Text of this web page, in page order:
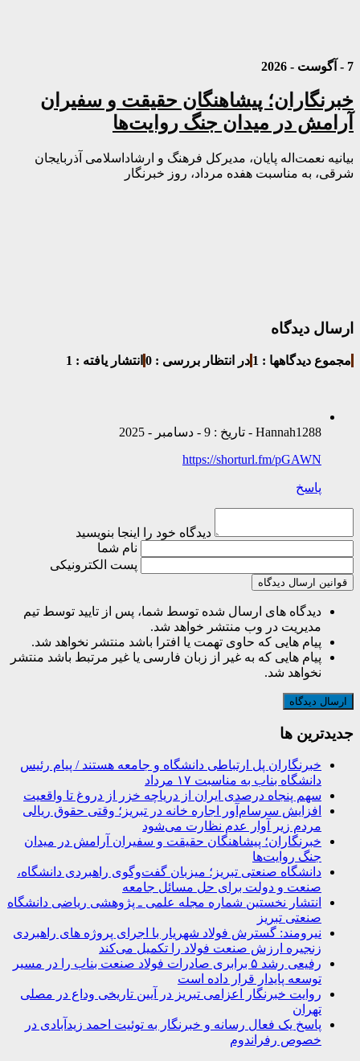
7 - آگوست - 2026
خبرنگاران؛ پیشاهنگان حقیقت و سفیران
آرامش در میدان جنگ روایت‌ها
بیانیه نعمت‌اله پایان، مدیرکل فرهنگ و ارشاداسلامی آذربایجان
شرقی، به مناسبت هفده مرداد، روز خبرنگار
ارسال دیدگاه
مجموع دیدگاهها : 1 در انتظار بررسی : 0 انتشار یافته : 1
Hannah1288 - تاریخ : 9 - دسامبر - 2025
https://shorturl.fm/pGAWN
پاسخ
دیدگاه خود را اینجا بنویسید
نام شما
پست الکترونیکی
قوانین ارسال دیدگاه
دیدگاه های ارسال شده توسط شما، پس از تایید توسط تیم
مدیریت در وب منتشر خواهد شد.
پیام هایی که حاوی تهمت یا افترا باشد منتشر نخواهد شد.
پیام هایی که به غیر از زبان فارسی یا غیر مرتبط باشد منتشر
نخواهد شد.
جديدترين ها
خبرنگاران پل ارتباطی دانشگاه و جامعه هستند / پیام رئیس
دانشگاه بناب به مناسبت ۱۷ مرداد
سهم پنجاه درصدی ایران از دریاچه خزر از دروغ تا واقعیت
افزایش سرسام‌آور اجاره خانه در تبریز؛ وقتی حقوق ریالی
مردم زیر آوار عدم نظارت می‌شود
خبرنگاران؛ پیشاهنگان حقیقت و سفیران آرامش در میدان
جنگ روایت‌ها
دانشگاه صنعتی تبریز؛ میزبان گفت‌وگوی راهبردی دانشگاه،
صنعت و دولت برای حل مسائل جامعه
انتشار نخستین شماره مجله علمی ـ پژوهشی ریاضی دانشگاه
صنعتی تبریز
نیرومند: گسترش فولاد شهریار با اجرای پروژه های راهبردی
زنجیره ارزش صنعت فولاد را تکمیل می‌کند
رفیعی رشد ۵ برابری صادرات فولاد صنعت بناب را در مسیر
توسعه پایدار قرار داده است
روایت خبرنگار اعزامی تبریز در آیین تاریخی وداع در مصلی
تهران
پاسخ یک فعال رسانه و خبرنگار به توئیت احمد زیدآبادی در
خصوص رفراندوم